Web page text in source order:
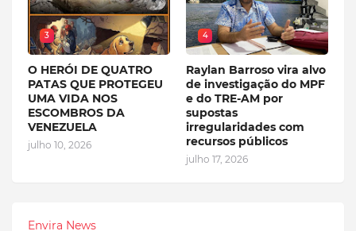
3
O HERÓI DE QUATRO
PATAS QUE PROTEGEU
UMA VIDA NOS
ESCOMBROS DA
VENEZUELA
julho 10, 2026
4
Raylan Barroso vira alvo
de investigação do MPF
e do TRE-AM por
supostas
irregularidades com
recursos públicos
julho 17, 2026
Envira News